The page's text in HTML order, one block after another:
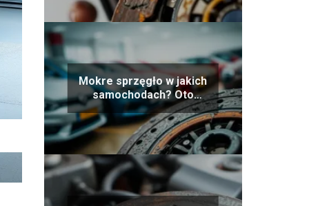
Mokre sprzęgło w jakich
samochodach? Oto
najpopularniejsze
modele